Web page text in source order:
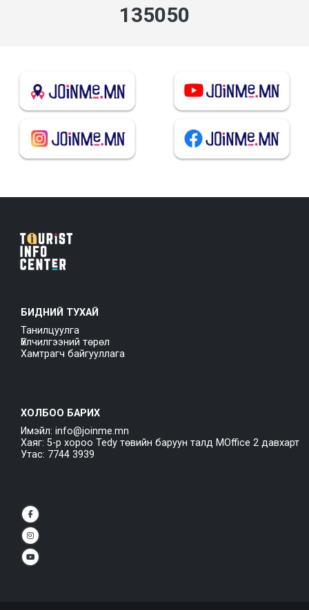
144696
БИДНИЙ ТУХАЙ
Танилцуулга
Үйлчилгээний төрөл
Хамтрагч байгууллага
ХОЛБОО БАРИХ
Имэйл: info@joinme.mn
Хаяг: 5-р хороо Tedy төвийн баруун талд MOffice 2 давхарт
Утас: 7744 3939